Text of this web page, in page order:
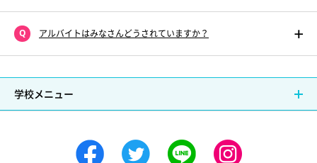
アルバイトはみなさんどうされていますか？
学校メニュー